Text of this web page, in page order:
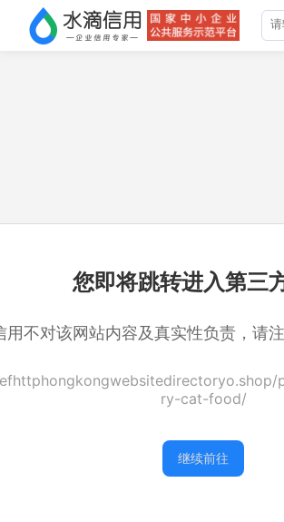
您即将跳转进入第三
用不对该网站内容及真实性负责，请
ry-cat-food/
继续前往